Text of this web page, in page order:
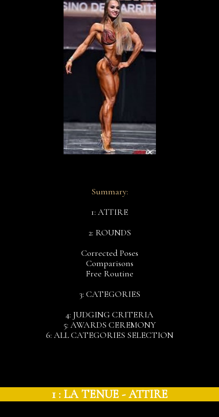
Summary:
1: ATTIRE
2: ROUNDS
Corrected Poses
Comparisons
Free Routine
3: CATEGORIES
4: JUDGING CRITERIA
5: AWARDS CEREMONY
6: ALL CATEGORIES SELECTION
1 : LA TENUE - ATTIRE